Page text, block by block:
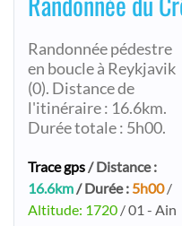
Randonnée pédestre
en boucle à Reykjavik
(0). Distance de
l'itinéraire : 16.6km.
Durée totale : 5h00.
Trace gps/ Distance :
16.6km/ Durée : 5h00/
Altitude: 1720 / 01 - Ain